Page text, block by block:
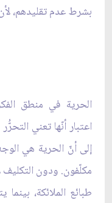
بشرط عدم تقليدهم،
الحرية في منطق
اعتبار أنّها تعني
إلى أنّ الحرية هي
مكلّفون. ودون التكليف
طبائع الملائكة،